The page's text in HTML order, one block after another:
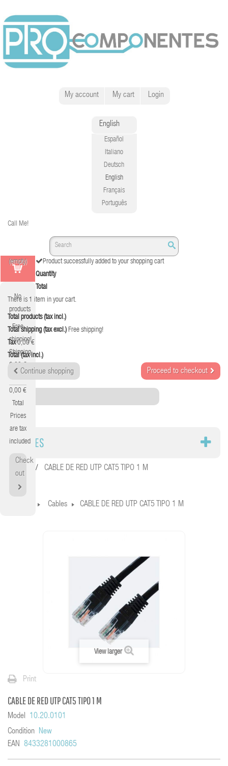
My account My cart Login
English
Español
Italiano
Deutsch
English
Français
Português
Call Me!
(empty)
No
products
Free
shipping!
Shipping
0,00 €
0,00 €
Total
Prices
are tax
included
Check
out
Product successfully added to your shopping cart
Quantity
Total
There is 1 item in your cart.
Total products (tax incl.)
Total shipping (tax excl.) Free shipping!
Tax 0,00 €
Total (tax incl.)
Continue shopping Proceed to checkout
Category
CABLES
Home CABLE DE RED UTP CAT5 TIPO 1 M
Cables CABLE DE RED UTP CAT5 TIPO 1 M
View larger
Print
CABLE DE RED UTP CAT5 TIPO 1 M
Model
10.20.0101
Condition New
EAN 8433281000865